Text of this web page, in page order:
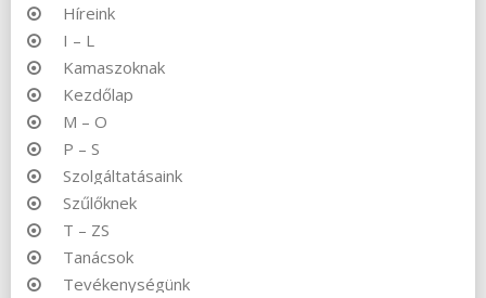
Híreink
I – L
Kamaszoknak
Kezdőlap
M – O
P – S
Szolgáltatásaink
Szűlőknek
T – ZS
Tanácsok
Tevékenységünk